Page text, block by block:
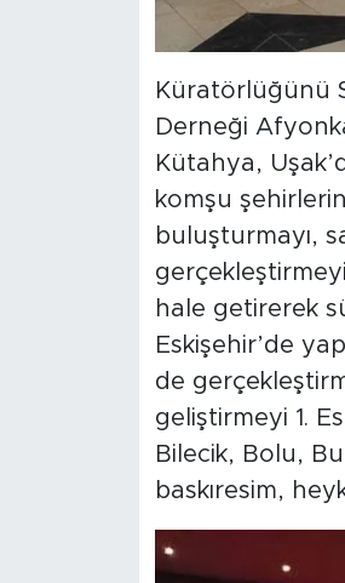
Küratörlüğünü
Derneği
Kütahya,
komşu
buluşturmayı,
hale getirerek
Eskişehir’de
de
geliştirmeyi 1.
Bilecik, Bolu,
baskıresim,